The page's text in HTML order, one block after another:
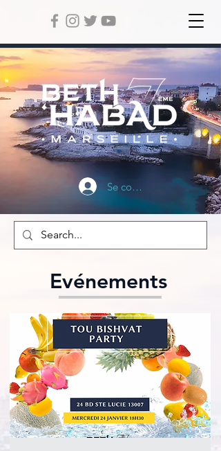
Se connecter
Evénements